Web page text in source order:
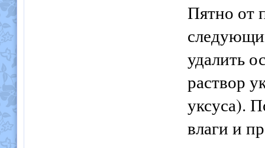
Пятно от
удалить
раствор
уксуса).
влаги и